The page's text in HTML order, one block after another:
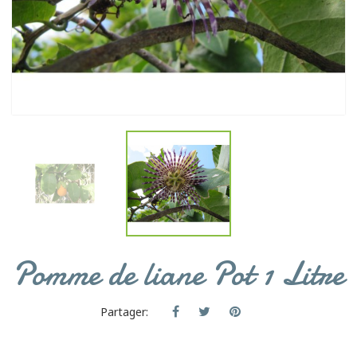
Pomme de liane Pot 1 Litre
Partager: